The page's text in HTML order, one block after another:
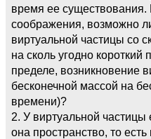
время ее существования.
соображения, возможно
виртуальной частицы со
на сколь угодно
пределе, возникновение
бесконечной массой на
времени)?
2. У виртуальной частицы
она пространство, то